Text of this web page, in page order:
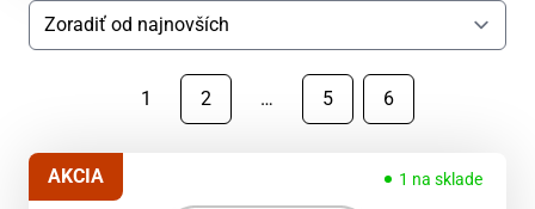
1 2 … 5 6
1 na sklade
AKCIA